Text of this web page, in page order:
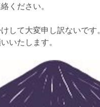
ください。
して大変申し訳ないです。
いたします。